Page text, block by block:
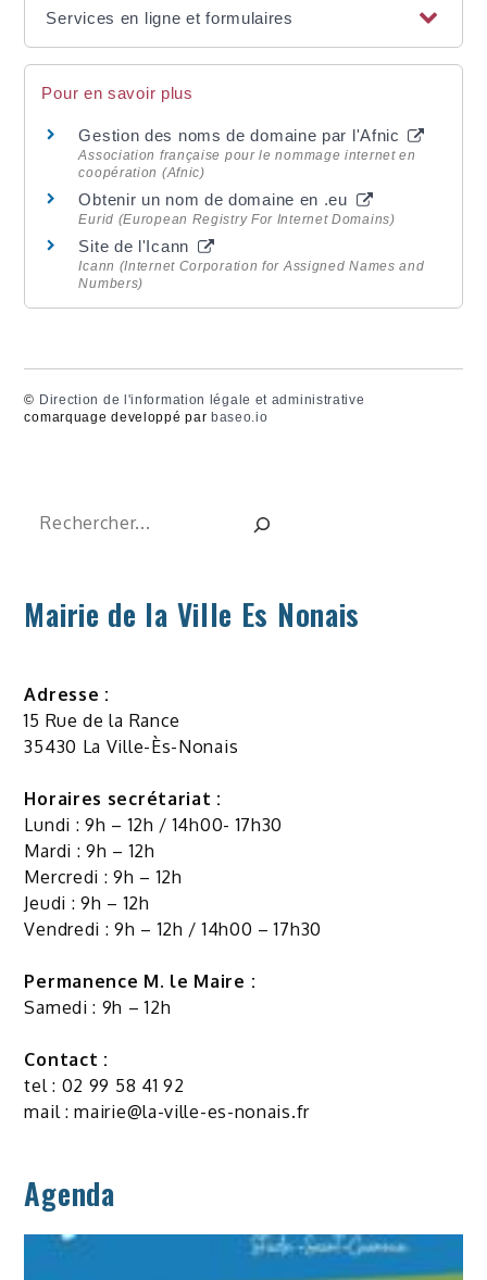
Services en ligne et formulaires
Pour en savoir plus
Gestion des noms de domaine par l'Afnic
Association française pour le nommage internet en
coopération (Afnic)
Obtenir un nom de domaine en .eu
Eurid (European Registry For Internet Domains)
Site de l'Icann
Icann (Internet Corporation for Assigned Names and
Numbers)
© Direction de l'information légale et administrative
comarquage developpé par baseo.io
Rechercher
Mairie de la Ville Es Nonais
Adresse :
15 Rue de la Rance
35430 La Ville-Ès-Nonais
Horaires secrétariat :
Lundi : 9h – 12h / 14h00- 17h30
Mardi : 9h – 12h
Mercredi : 9h – 12h
Jeudi : 9h – 12h
Vendredi : 9h – 12h / 14h00 – 17h30
Permanence M. le Maire :
Samedi : 9h – 12h
Contact :
tel : 02 99 58 41 92
mail :mairie@la-ville-es-nonais.fr
Agenda